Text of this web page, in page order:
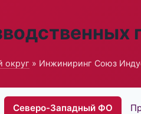
округ » Инжиниринг Союз
Северо-Западный ФО